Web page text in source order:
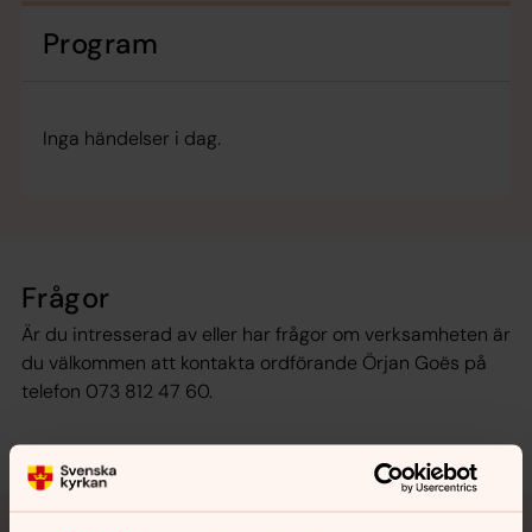
Program
Inga händelser i dag.
Frågor
Är du intresserad av eller har frågor om verksamheten är
du välkommen att kontakta ordförande Örjan Goës på
telefon 073 812 47 60.